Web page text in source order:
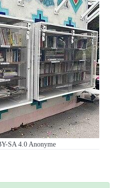
SA 4.0Anonyme